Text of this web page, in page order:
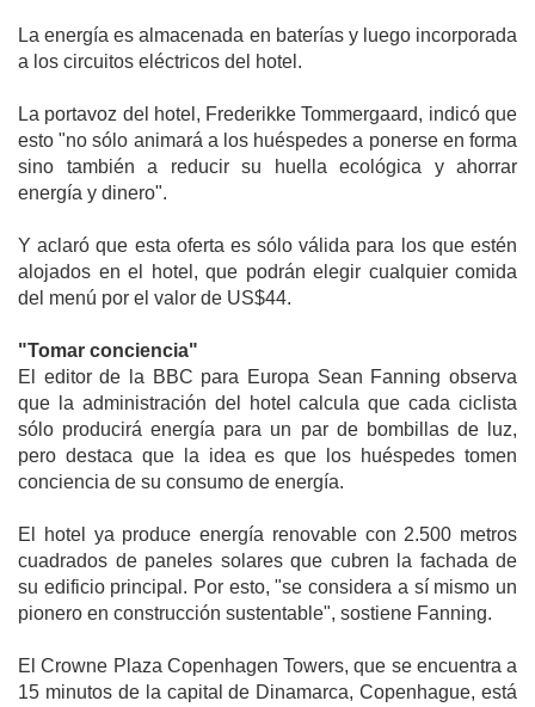
La energía es almacenada en baterías y luego incorporada
a los circuitos eléctricos del hotel.
La portavoz del hotel, Frederikke Tommergaard, indicó que
esto "no sólo animará a los huéspedes a ponerse en forma
sino también a reducir su huella ecológica y ahorrar
energía y dinero".
Y aclaró que esta oferta es sólo válida para los que estén
alojados en el hotel, que podrán elegir cualquier comida
del menú por el valor de US$44.
"Tomar conciencia"
El editor de la BBC para Europa Sean Fanning observa
que la administración del hotel calcula que cada ciclista
sólo producirá energía para un par de bombillas de luz,
pero destaca que la idea es que los huéspedes tomen
conciencia de su consumo de energía.
El hotel ya produce energía renovable con 2.500 metros
cuadrados de paneles solares que cubren la fachada de
su edificio principal. Por esto, "se considera a sí mismo un
pionero en construcción sustentable", sostiene Fanning.
El Crowne Plaza Copenhagen Towers, que se encuentra a
15 minutos de la capital de Dinamarca, Copenhague, está